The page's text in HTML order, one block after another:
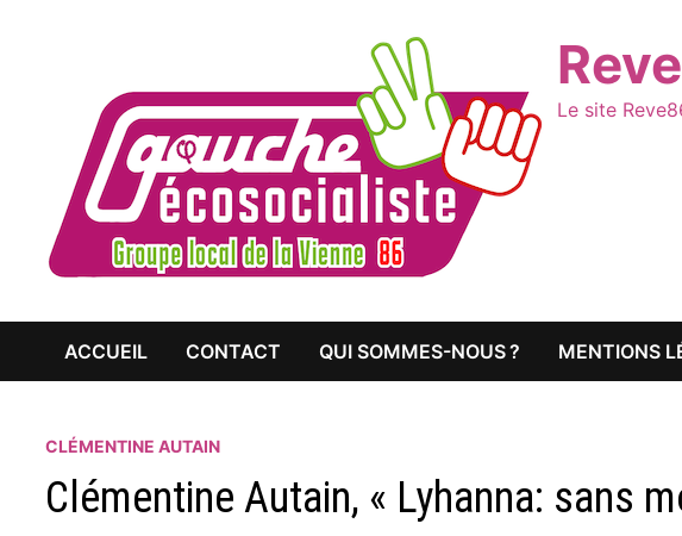
Le site
ACCUEIL CONTACT QUI SOMMES-NOUS ? MENTIONS
CLÉMENTINE AUTAIN
Clémentine Autain, « Lyhanna: sans